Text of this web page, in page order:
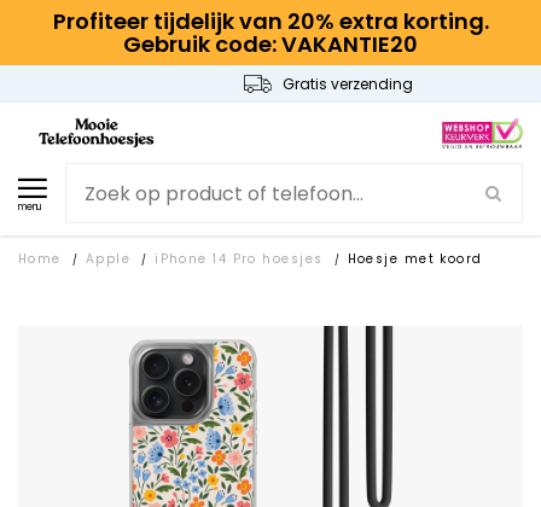
Profiteer tijdelijk van 20% extra korting.
Gebruik code: VAKANTIE20
Gratis verzending
menu
Home / Apple / iPhone 14 Pro hoesjes / Hoesje met koord